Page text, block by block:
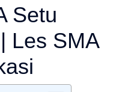
Setu
Les SMA